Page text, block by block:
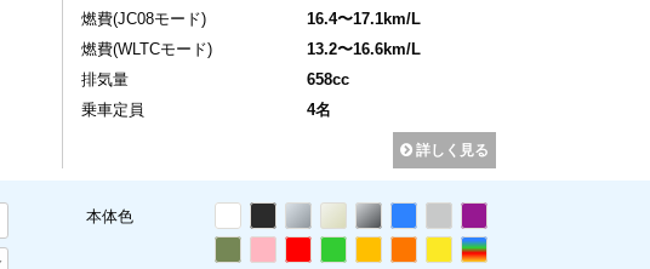
燃費(JC08モード)
16.4〜17.1km/L
燃費(WLTCモード)
13.2〜16.6km/L
排気量
658cc
乗車定員
4名
詳しく見る
本体色